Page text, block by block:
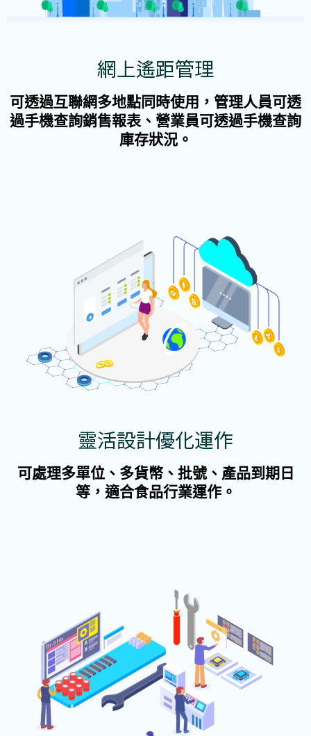
網上遙距管理
可透過互聯網多地點同時使用，管理人員可透
過手機查詢銷售報表、營業員可透過手機查詢
庫存狀況。
靈活設計優化運作
可處理多單位、多貨幣、批號、產品到期日
等，適合食品行業運作。